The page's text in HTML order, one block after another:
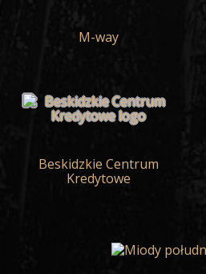
M-way
Beskidzkie Centrum
Kredytowe